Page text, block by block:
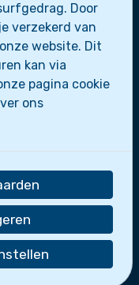
Scoutsgroep
Door
verzekerd van
website. Dit
kan via
pagina cookie
ons